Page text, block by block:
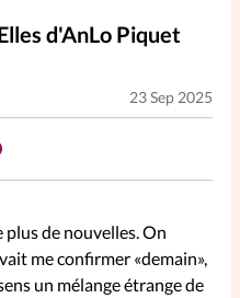
d'AnLo Piquet
23 Sep 2025
plus de nouvelles. On
me confirmer «demain»,
un mélange étrange de